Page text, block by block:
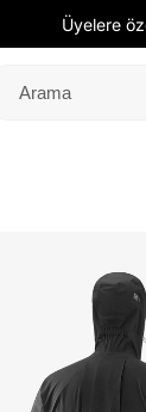
Üyelere